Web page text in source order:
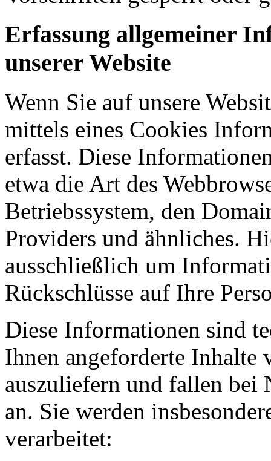
Erfassung allgemeiner
unserer Website
Wenn Sie auf unsere
mittels eines Cookies
erfasst. Diese
etwa die Art des
Betriebssystem, den
Providers und ähnliches.
ausschließlich um
Rückschlüsse auf Ihre
Diese Informationen sind
Ihnen angeforderte Inhalte
auszuliefern und fallen bei
an. Sie werden
verarbeitet: